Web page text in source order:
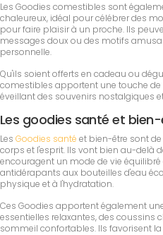
Les Goodies comestibles sont
chaleureux, idéal pour célébrer des
pour faire plaisir à un proche. Ils
messages doux ou des motifs
personnelle.
Qu'ils soient offerts en cadeau ou
comestibles apportent une touche
éveillant des souvenirs nostalgiques
Les goodies santé et
Les Goodies santé et bien-être sont
corps et l'esprit. Ils vont bien au-delà
encouragent un mode de vie
antidérapants aux bouteilles d'eau
physique et à l'hydratation.
Ces Goodies apportent également
essentielles relaxantes, des coussins
sommeil confortables. Ils favorisent